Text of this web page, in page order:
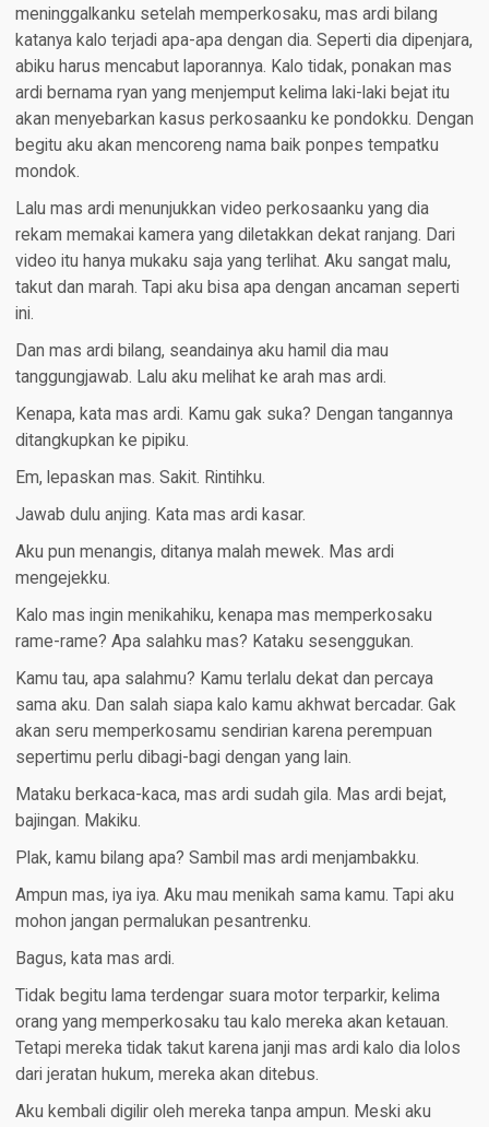
meninggalkanku setelah memperkosaku, mas ardi bilang
katanya kalo terjadi apa-apa dengan dia. Seperti dia dipenjara,
abiku harus mencabut laporannya. Kalo tidak, ponakan mas
ardi bernama ryan yang menjemput kelima laki-laki bejat itu
akan menyebarkan kasus perkosaanku ke pondokku. Dengan
begitu aku akan mencoreng nama baik ponpes tempatku
mondok.
Lalu mas ardi menunjukkan video perkosaanku yang dia
rekam memakai kamera yang diletakkan dekat ranjang. Dari
video itu hanya mukaku saja yang terlihat. Aku sangat malu,
takut dan marah. Tapi aku bisa apa dengan ancaman seperti
ini.
Dan mas ardi bilang, seandainya aku hamil dia mau
tanggungjawab. Lalu aku melihat ke arah mas ardi.
Kenapa, kata mas ardi. Kamu gak suka? Dengan tangannya
ditangkupkan ke pipiku.
Em, lepaskan mas. Sakit. Rintihku.
Jawab dulu anjing. Kata mas ardi kasar.
Aku pun menangis, ditanya malah mewek. Mas ardi
mengejekku.
Kalo mas ingin menikahiku, kenapa mas memperkosaku
rame-rame? Apa salahku mas? Kataku sesenggukan.
Kamu tau, apa salahmu? Kamu terlalu dekat dan percaya
sama aku. Dan salah siapa kalo kamu akhwat bercadar. Gak
akan seru memperkosamu sendirian karena perempuan
sepertimu perlu dibagi-bagi dengan yang lain.
Mataku berkaca-kaca, mas ardi sudah gila. Mas ardi bejat,
bajingan. Makiku.
Plak, kamu bilang apa? Sambil mas ardi menjambakku.
Ampun mas, iya iya. Aku mau menikah sama kamu. Tapi aku
mohon jangan permalukan pesantrenku.
Bagus, kata mas ardi.
Tidak begitu lama terdengar suara motor terparkir, kelima
orang yang memperkosaku tau kalo mereka akan ketauan.
Tetapi mereka tidak takut karena janji mas ardi kalo dia lolos
dari jeratan hukum, mereka akan ditebus.
Aku kembali digilir oleh mereka tanpa ampun. Meski aku